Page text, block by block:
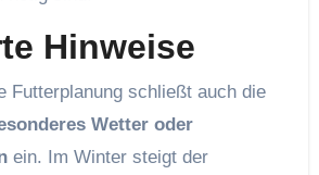
Hinweise
Futterplanung schließt auch die
Wetter oder
ein. Im Winter steigt der